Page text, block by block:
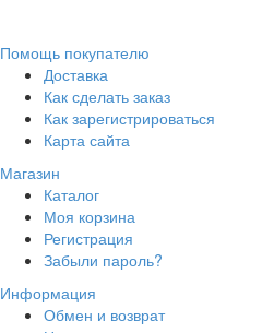
Помощь покупателю
Доставка
Как сделать заказ
Как зарегистрироваться
Карта сайта
Магазин
Каталог
Моя корзина
Регистрация
Забыли пароль?
Информация
Обмен и возврат